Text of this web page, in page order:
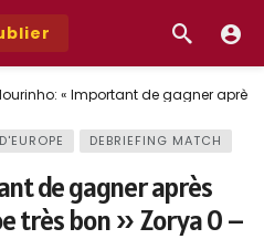
« Important de gagner après
DEBRIEFING MATCH
de gagner après
très bon » Zorya 0 –